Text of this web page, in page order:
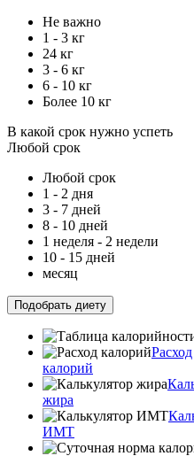
Не важно
1 - 3 кг
24 кг
3 - 6 кг
6 - 10 кг
Более 10 кг
В какой срок нужно успеть
Любой срок
Любой срок
1 - 2 дня
3 - 7 дней
8 - 10 дней
1 неделя - 2 недели
10 - 15 дней
месяц
Подобрать диету
Расход
калорий
жира
ИМТ